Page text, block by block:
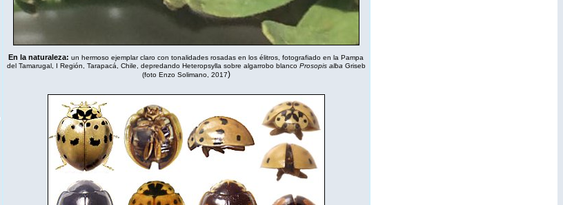
En la naturaleza: un hermoso ejemplar claro con tonalidades rosadas en los élitros, fotografiado en la Pampa
del Tamarugal, I Región, Tarapacá, Chile, depredando Heteropsylla sobre algarrobo blanco Prosopis alba Griseb
(foto Enzo Solimano, 2017)